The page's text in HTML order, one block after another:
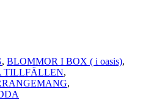
, BLOMMOR I BOX ( i oasis),
TILLFÄLLEN,
,